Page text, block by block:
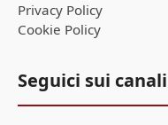
Privacy Policy
Cookie Policy
Seguici sui canali